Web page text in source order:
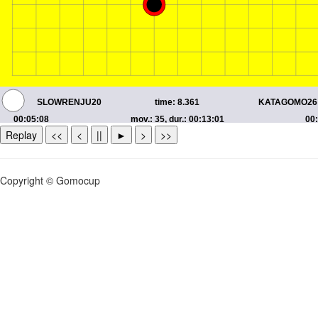
Replay << < || ► > >>
Copyright © Gomocup